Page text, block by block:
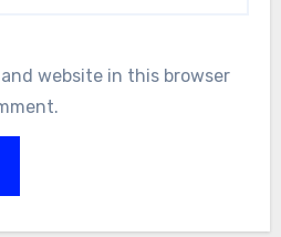
website in this browser